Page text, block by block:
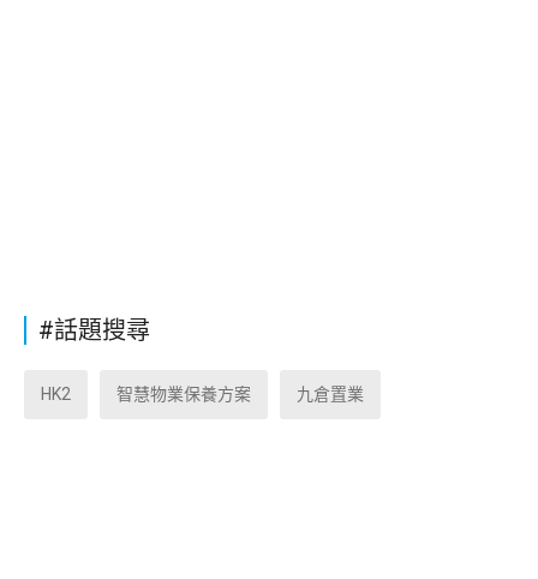
#話題搜尋
HK2 智慧物業保養方案 九倉置業